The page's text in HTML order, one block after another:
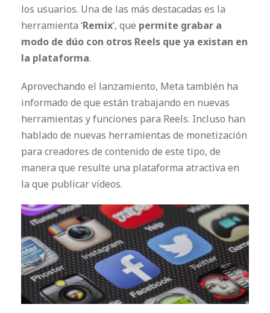
los usuarios. Una de las más destacadas es la
herramienta ‘Remix’, que permite grabar a
modo de dúo con otros Reels que ya existan en
la plataforma.
Aprovechando el lanzamiento, Meta también ha
informado de que están trabajando en nuevas
herramientas y funciones para Reels. Incluso han
hablado de nuevas herramientas de monetización
para creadores de contenido de este tipo, de
manera que resulte una plataforma atractiva en
la que publicar vídeos.